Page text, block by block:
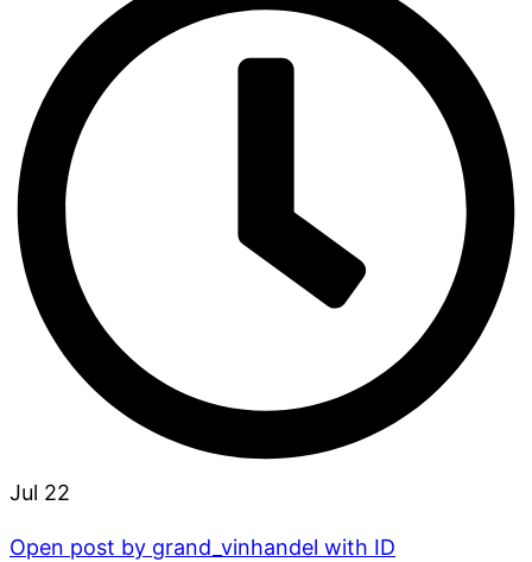
Jul 22
Open post by grand_vinhandel with ID